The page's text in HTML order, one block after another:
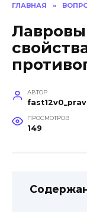
ГЛАВНАЯ »
АВТОР
ПРОСМОТРОВ
149